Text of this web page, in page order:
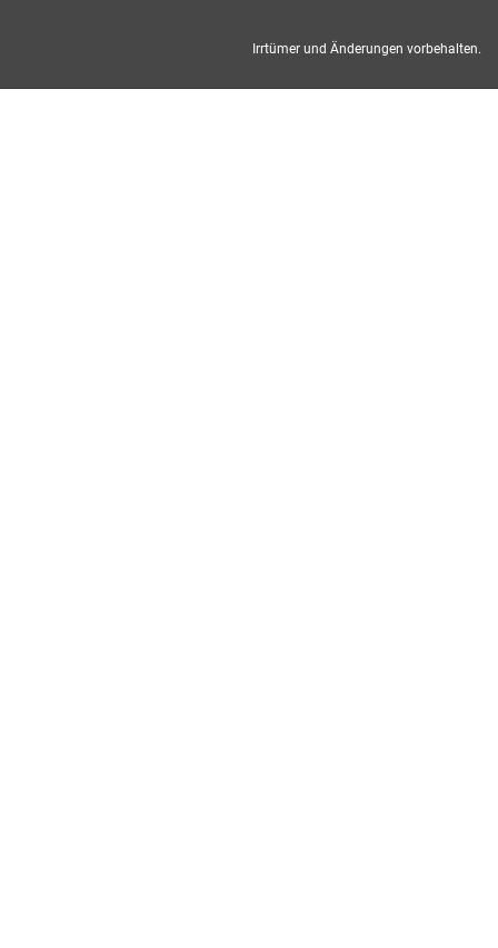
Irrtümer und Änderungen vorbehalten.